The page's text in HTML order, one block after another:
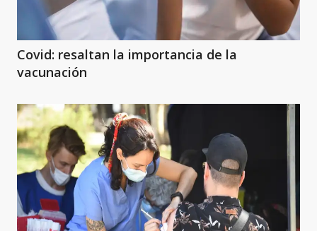
Covid: resaltan la importancia de la
vacunación